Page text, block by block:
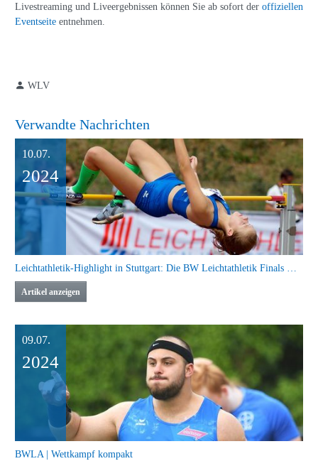
Livestreaming und Liveergebnissen können Sie ab sofort der offiziellen
Eventseite entnehmen.
WLV
Verwandte Nachrichten
10.07.
2024
Leichtathletik-Highlight in Stuttgart: Die BW Leichtathletik Finals mit WLV Jugend U16
Artikel anzeigen
09.07.
2024
BWLA | Wettkampf kompakt